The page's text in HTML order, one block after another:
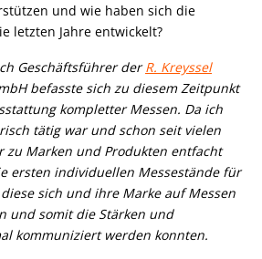
und wie haben sich die
letzten Jahre entwickelt?
Geschäftsführer derR. Kreyssel
befasste sich zu diesem Zeitpunkt
kompletter Messen. Da ich
tätig war und schon seit vielen
zu Marken und Produkten entfacht
ersten individuellen Messestände für
sich und ihre Marke auf Messen
und somit die Stärken und
kommuniziert werden konnten.